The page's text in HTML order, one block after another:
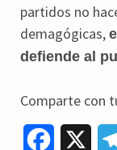
partidos no
demagógicas,
defiende al
Comparte con